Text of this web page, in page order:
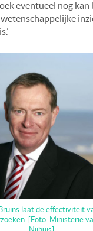
eventueel nog kan
laat de effectiviteit
[Foto: Ministerie
Nijhuis]